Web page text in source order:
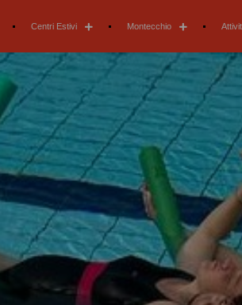
Centri Estivi Montecchio